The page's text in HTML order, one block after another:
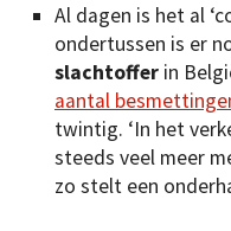
Al dagen is het al
ondertussen is er
slachtoffer in
aantal
twintig. ‘In het
steeds veel meer
zo stelt een